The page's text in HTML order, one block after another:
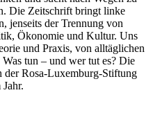
Die Zeitschrift bringt linke
jenseits der Trennung von
Ökonomie und Kultur. Uns
und Praxis, von alltäglichen
tun – und wer tut es? Die
der Rosa-Luxemburg-Stiftung